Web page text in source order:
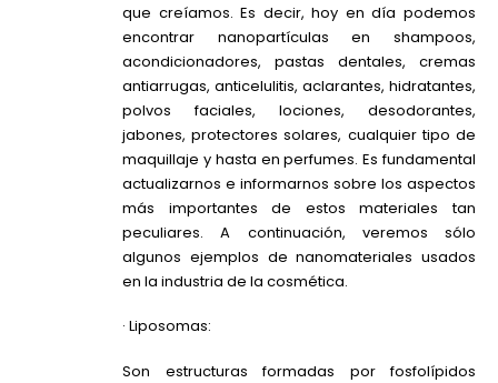
que creíamos. Es decir, hoy en día podemos
encontrar nanopartículas en shampoos,
acondicionadores, pastas dentales, cremas
antiarrugas, anticelulitis, aclarantes, hidratantes,
polvos faciales, lociones, desodorantes,
jabones, protectores solares, cualquier tipo de
maquillaje y hasta en perfumes. Es fundamental
actualizarnos e informarnos sobre los aspectos
más importantes de estos materiales tan
peculiares. A continuación, veremos sólo
algunos ejemplos de nanomateriales usados
en la industria de la cosmética.
· Liposomas:
Son estructuras formadas por fosfolípidos